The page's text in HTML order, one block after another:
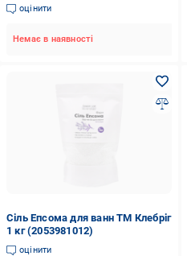
оцінити
Немає в наявності
Сіль Епсома для ванн ТМ Клебріг
1 кг (2053981012)
оцінити